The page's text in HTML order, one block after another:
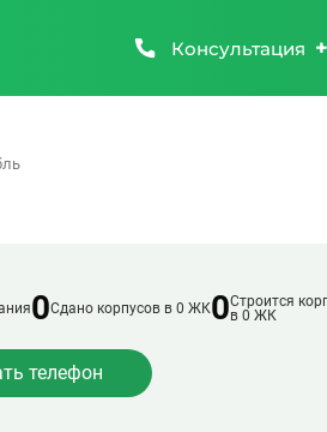
Консультация
0Сдано корпусов в 0 ЖК0Строится
в 0 ЖК
телефон